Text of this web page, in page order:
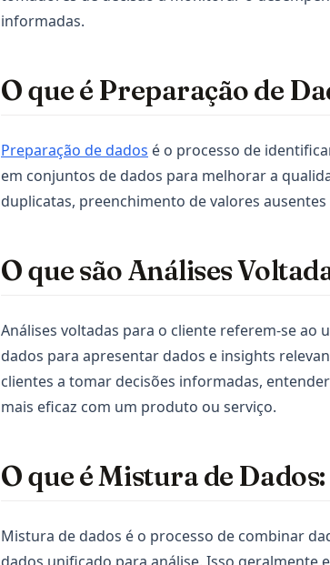
informadas.
O que é Preparação de
Preparação de dados é o processo de
em conjuntos de dados para melhorar a
duplicatas, preenchimento de valores
O que são Análises
Análises voltadas para o cliente referem-se ao
dados para apresentar dados e insights
clientes a tomar decisões informadas,
mais eficaz com um produto ou serviço.
O que é Mistura de
Mistura de dados é o processo de combinar